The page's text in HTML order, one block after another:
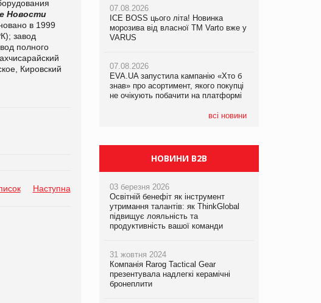
Новости
в 1999
завод
полного
Кировский
Наступна
07.08.2026
ICE BOSS цього літа! Новинка
морозива від власної ТМ Varto вже у
VARUS
07.08.2026
EVA.UA запустила кампанію «Хто б
знав» про асортимент, якого покупці
не очікують побачити на платформі
всі новини
06.08.2026
Смачна новинка для хвостатих: у
VARUS з’явилися паучі Varto Paw
05.08.2026
Мережа супермаркетів VARUS купує
мережу магазинів формату
компанія налічуватиме 374 магазини
07.08.2026
Франція заборонила рекламні дзвінки
НОВИНИ B2B
03 березня 2026
Освітній бенефіт як інструмент
утримання талантів: як ThinkGlobal
підвищує лояльність та
продуктивність вашої команди
31 жовтня 2024
Компанія Rarog Tactical Gear
презентувала надлегкі керамічні
бронеплити